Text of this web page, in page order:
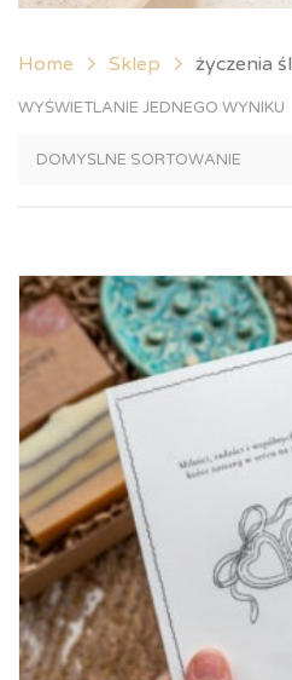
Home Sklep życzenia
WYŚWIETLANIE JEDNEGO WYNIKU